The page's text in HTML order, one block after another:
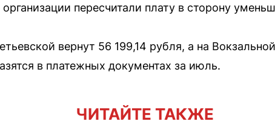
пересчитали плату в сторону
вернут 56 199,14 рубля, а на
в платежных документах за июль.
ЧИТАЙТЕ ТАКЖЕ